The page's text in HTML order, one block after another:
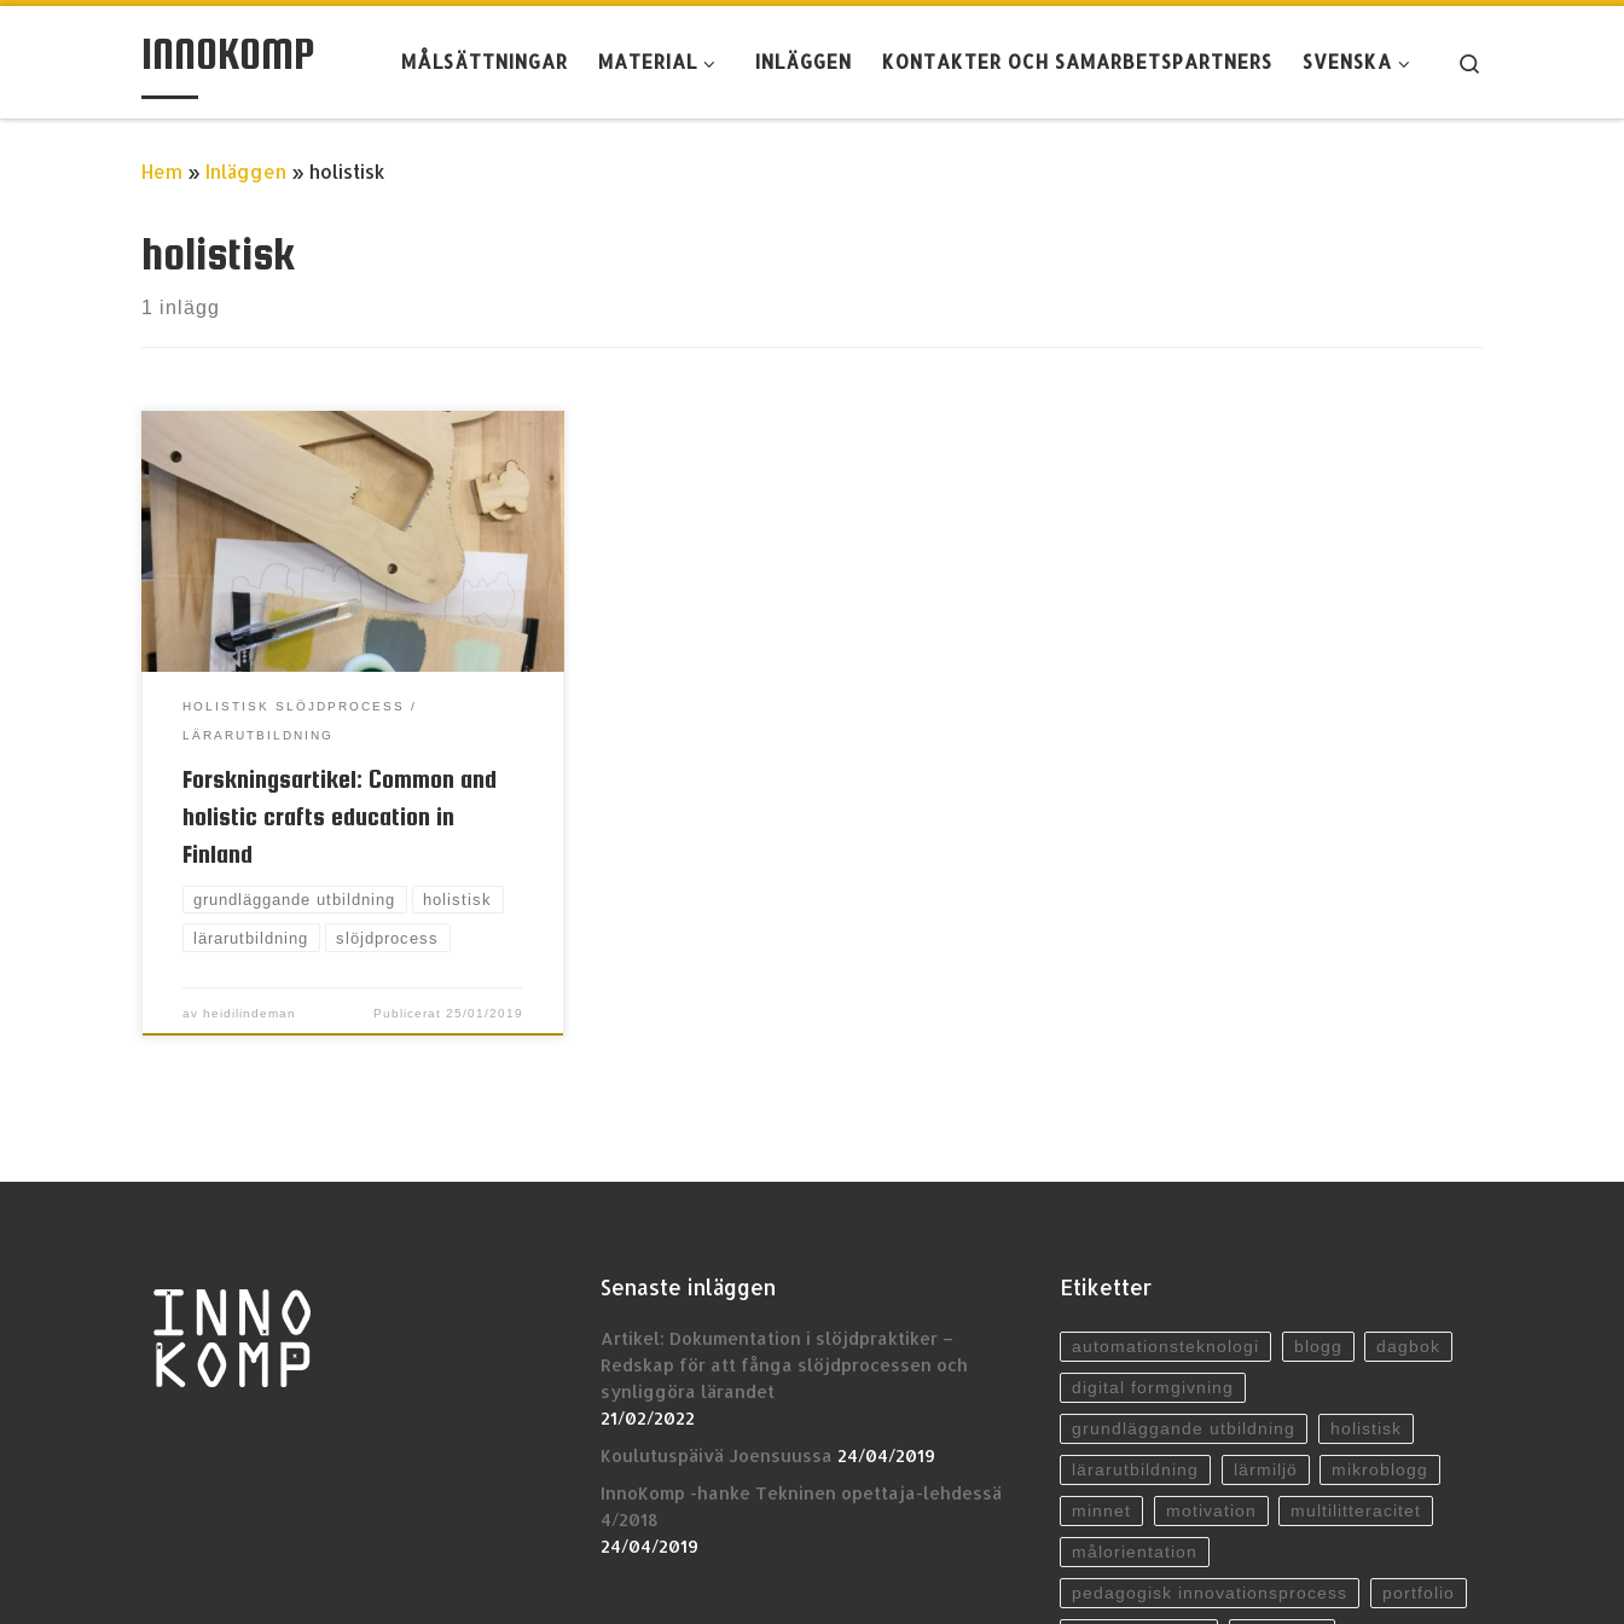
Hoppa till innehållINNOKOMP MÅLSÄTTNINGAR MATERIAL INLÄGGEN KONTAKTER OCH SAMARBETSPARTNERS SVENSKA
Hem » Inläggen » holistisk
holistisk
1 inlägg
The questions elaborated upon and
discussed in this article emanate from all
educational levels at which education and
studies in crafts appear in Finland. The
following questions permeate the article:
What is the status of Finland´s
educational craft field at the end of the
HOLISTISK SLÖJDPROCESS
LÄRARUTBILDNING
Forskningsartikel: Common and
holistic crafts education in
Finland
grundläggande utbildning holistisk
lärarutbildning slöjdprocess
av heidilindeman Publicerat 25/01/2019
Senaste inläggen
Artikel: Dokumentation i slöjdpraktiker –
Redskap för att fånga slöjdprocessen och
synliggöra lärandet
21/02/2022
Koulutuspäivä Joensuussa 24/04/2019
InnoKomp -hanke Tekninen opettaja-lehdessä
4/2018
24/04/2019
Etiketter
automationsteknologi blogg dagbok
digital formgivning
grundläggande utbildning holistisk
lärarutbildning lärmiljö mikroblogg
minnet motivation multilitteracitet
målorientation
pedagogisk innovationsprocess portfolio